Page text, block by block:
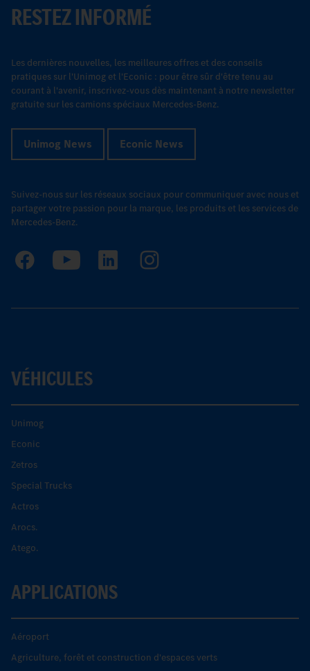
RESTEZ INFORMÉ
Les dernières nouvelles, les meilleures offres et des conseils
pratiques sur l'Unimog et l'Econic : pour être sûr d'être tenu au
courant à l'avenir, inscrivez-vous dès maintenant à notre newsletter
gratuite sur les camions spéciaux Mercedes-Benz.
Unimog News Econic News
Suivez-nous sur les réseaux sociaux pour communiquer avec nous et
partager votre passion pour la marque, les produits et les services de
Mercedes-Benz.
VÉHICULES
Unimog
Econic
Zetros
Special Trucks
Actros
Arocs.
Atego.
APPLICATIONS
Aéroport
Agriculture, forêt et construction d'espaces verts